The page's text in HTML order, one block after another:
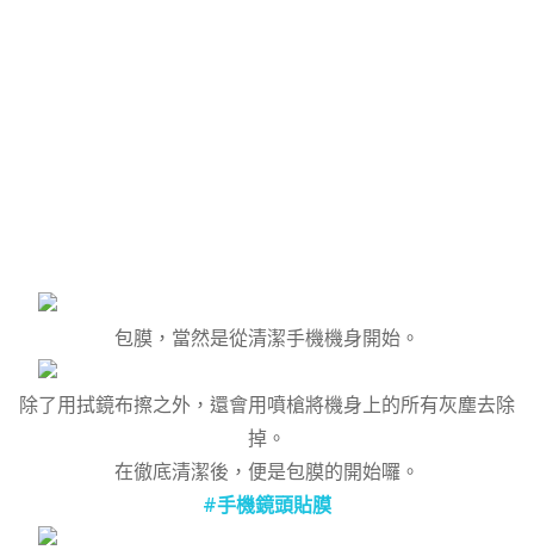
包膜，當然是從清潔手機機身開始。
除了用拭鏡布擦之外，還會用噴槍將機身上的所有灰塵去除
掉。
在徹底清潔後，便是包膜的開始囉。
#手機鏡頭貼膜